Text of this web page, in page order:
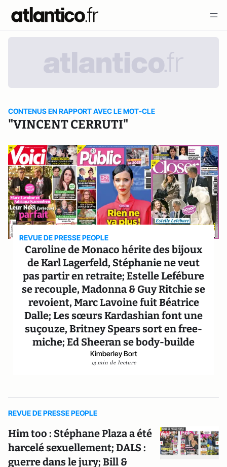
CONTENUS EN RAPPORT AVEC LE MOT-CLE
"VINCENT CERRUTI"
REVUE DE PRESSE PEOPLE
Caroline de Monaco hérite des bijoux
de Karl Lagerfeld, Stéphanie ne veut
pas partir en retraite; Estelle Lefébure
se recouple, Madonna & Guy Ritchie se
revoient, Marc Lavoine fuit Béatrice
Dalle; Les sœurs Kardashian font une
suçouze, Britney Spears sort en free-
miche; Ed Sheeran se body-builde
Kimberley Bort
13 min de lecture
REVUE DE PRESSE PEOPLE
Him too : Stéphane Plaza a été
harcelé sexuellement; DALS :
guerre dans le jury; Bill &